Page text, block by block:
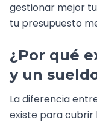
gestionar mejor
tu presupuesto
¿Por qué
y un
La diferencia
existe para cubrir